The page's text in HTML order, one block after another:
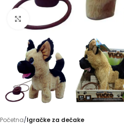
Click to enlarge
Početna Igračke za dečake